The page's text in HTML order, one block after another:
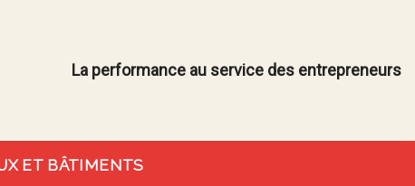
La performance au service des entrepreneurs
ET BÂTIMENTS